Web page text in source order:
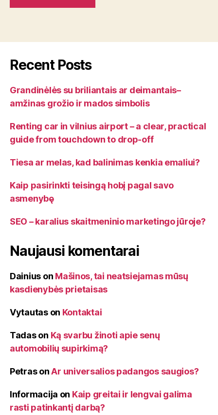
Recent Posts
Grandinėlės su briliantais ar deimantais–
amžinas grožio ir mados simbolis
Renting car in vilnius airport – a clear, practical
guide from touchdown to drop-off
Tiesa ar melas, kad balinimas kenkia emaliui?
Kaip pasirinkti teisingą hobį pagal savo
asmenybę
SEO – karalius skaitmeninio marketingo jūroje?
Naujausi komentarai
Dainius on Mašinos, tai neatsiejamas mūsų
kasdienybės prietaisas
Vytautason Kontaktai
Tadason Ką svarbu žinoti apie senų
automobilių supirkimą?
PetrasonAr universalios padangos saugios?
Informacija on Kaip greitai ir lengvai galima
rasti patinkantį darbą?